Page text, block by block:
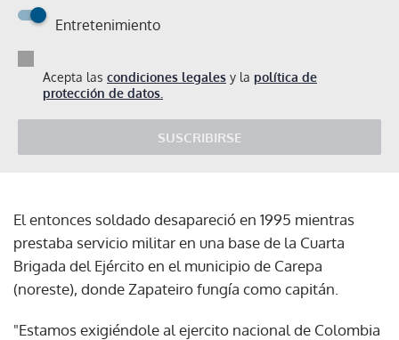
Entretenimiento
Acepta las condiciones legales y la política de
protección de datos.
SUSCRIBIRSE
El entonces soldado desapareció en 1995 mientras
prestaba servicio militar en una base de la Cuarta
Brigada del Ejército en el municipio de Carepa
(noreste), donde Zapateiro fungía como capitán.
"Estamos exigiéndole al ejercito nacional de Colombia